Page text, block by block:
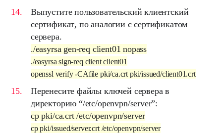
Выпустите пользовательскийклиентский
сертификат, по аналогии с сертификатом
сервера.
./easyrsa gen-req client01 nopass
./easyrsa sign-req client client01
openssl verify -CAfile pki/ca.crt pki/issued/client01.crt
Перенесите файлы ключей сервера в
директорию “/etc/openvpn/server”:
cp pki/ca.crt /etc/openvpn/server
cp pki/issued/server.crt /etc/openvpn/server